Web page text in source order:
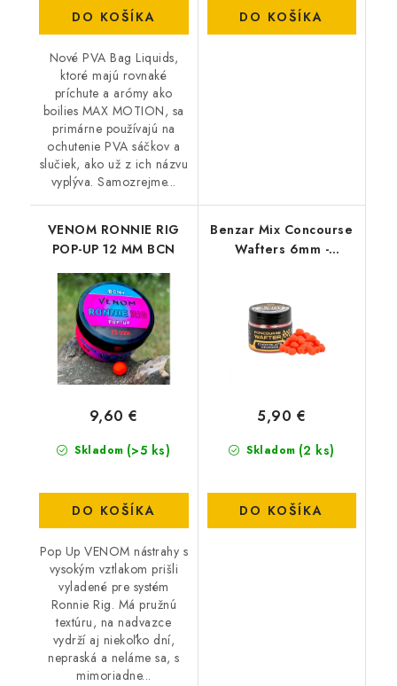
DO KOŠÍKA
Nové PVA Bag Liquids,
ktoré majú rovnaké
príchute a arómy ako
boilies MAX MOTION, sa
primárne používajú na
ochutenie PVA sáčkov a
slučiek, ako už z ich názvu
vyplýva. Samozrejme...
DO KOŠÍKA
VENOM RONNIE RIG
POP-UP 12 MM BCN
Skladom (>5 ks)
9,60 €
DO KOŠÍKA
Pop Up VENOM nástrahy s
vysokým vztlakom prišli
vyladené pre systém
Ronnie Rig. Má pružnú
textúru, na nadvazce
vydrží aj niekoľko dní,
nepraská a neláme sa, s
mimoriadne...
Benzar Mix Concourse
Wafters 6mm -
Skladom (2 ks)
5,90 €
DO KOŠÍKA